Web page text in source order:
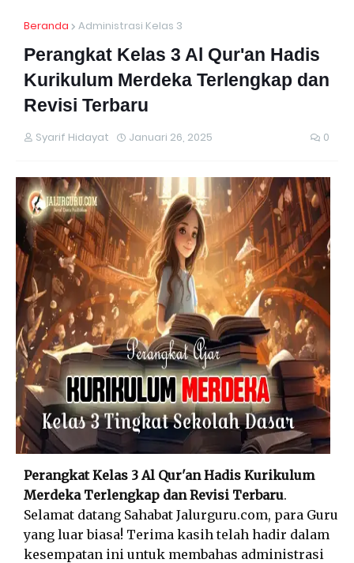
Beranda Administrasi Kelas 3
Perangkat Kelas 3 Al Qur'an Hadis
Kurikulum Merdeka Terlengkap dan
Revisi Terbaru
Syarif Hidayat Januari 26, 2025 0
Perangkat Kelas 3 Al Qur'an Hadis Kurikulum
Merdeka Terlengkap dan Revisi Terbaru.
Selamat datang Sahabat Jalurguru.com, para Guru
yang luar biasa! Terima kasih telah hadir dalam
kesempatan ini untuk membahas administrasi